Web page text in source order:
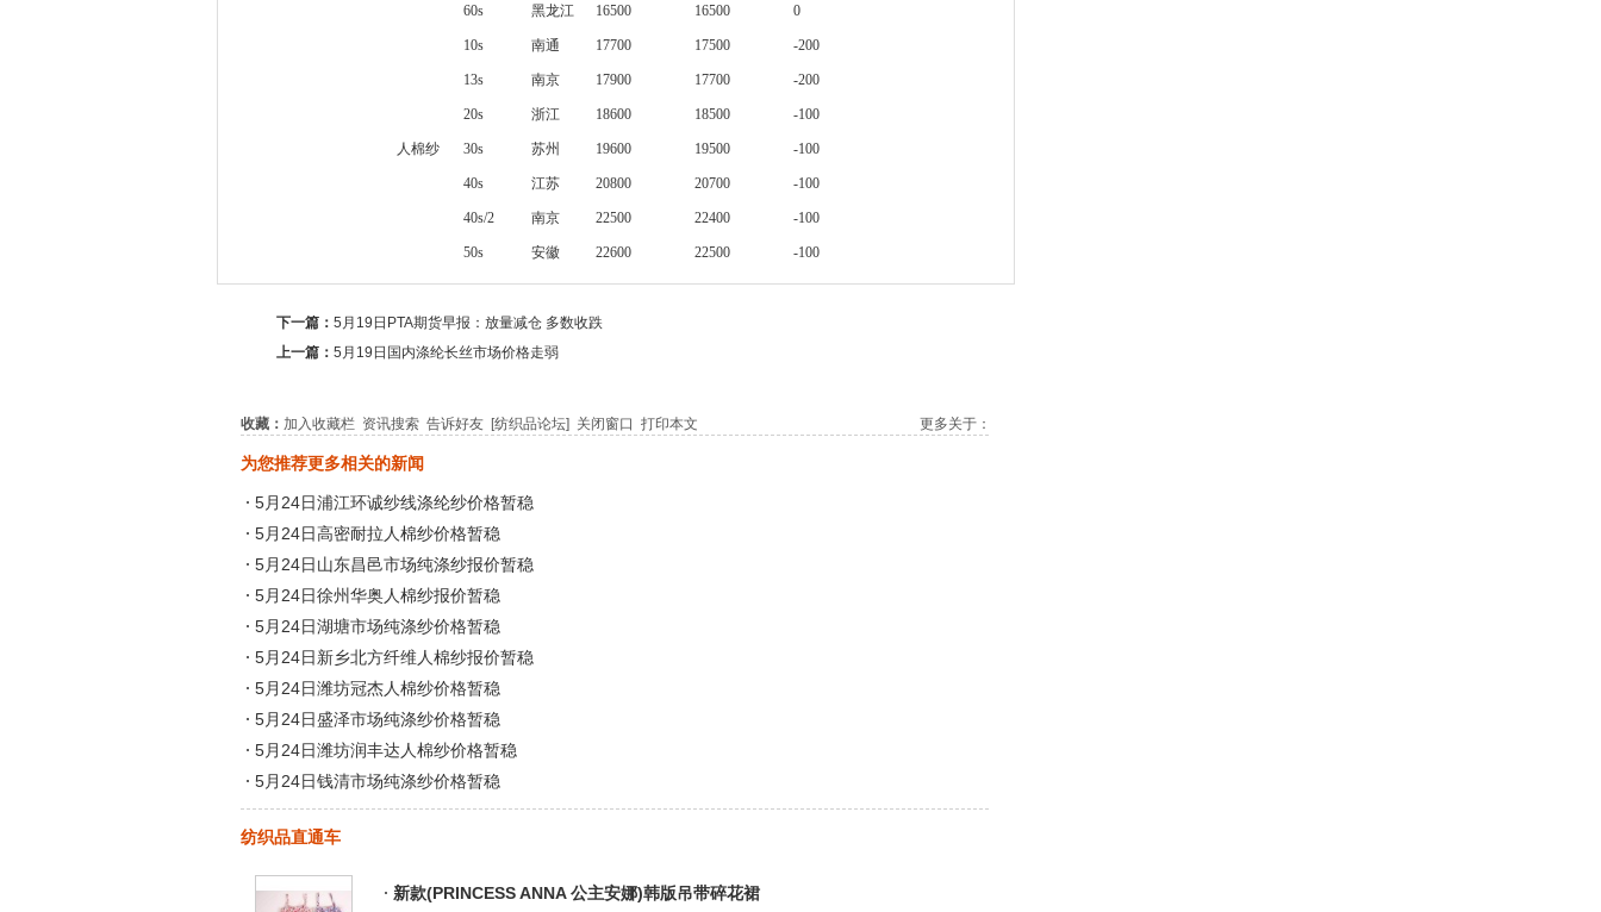
60s 黑龙江 16500 16500 0
人棉纱
10s 南通 17700 17500 -200
13s 南京 17900 17700 -200
20s 浙江 18600 18500 -100
30s 苏州 19600 19500 -100
40s 江苏 20800 20700 -100
40s/2 南京 22500 22400 -100
50s 安徽 22600 22500 -100
下一篇： 5月19日PTA期货早报：放量减仓 多数收跌
上一篇： 5月19日国内涤纶长丝市场价格走弱
收藏： 加入收藏栏 资讯搜索 告诉好友 [纺织品论坛] 关闭窗口 打印本文 更多关于：
为您推荐更多相关的新闻
5月24日浦江环诚纱线涤纶纱价格暂稳
5月24日高密耐拉人棉纱价格暂稳
5月24日山东昌邑市场纯涤纱报价暂稳
5月24日徐州华奥人棉纱报价暂稳
5月24日湖塘市场纯涤纱价格暂稳
5月24日新乡北方纤维人棉纱报价暂稳
5月24日潍坊冠杰人棉纱价格暂稳
5月24日盛泽市场纯涤纱价格暂稳
5月24日潍坊润丰达人棉纱价格暂稳
5月24日钱清市场纯涤纱价格暂稳
纺织品直通车
新款(PRINCESS ANNA 公主安娜)韩版吊带碎花裙